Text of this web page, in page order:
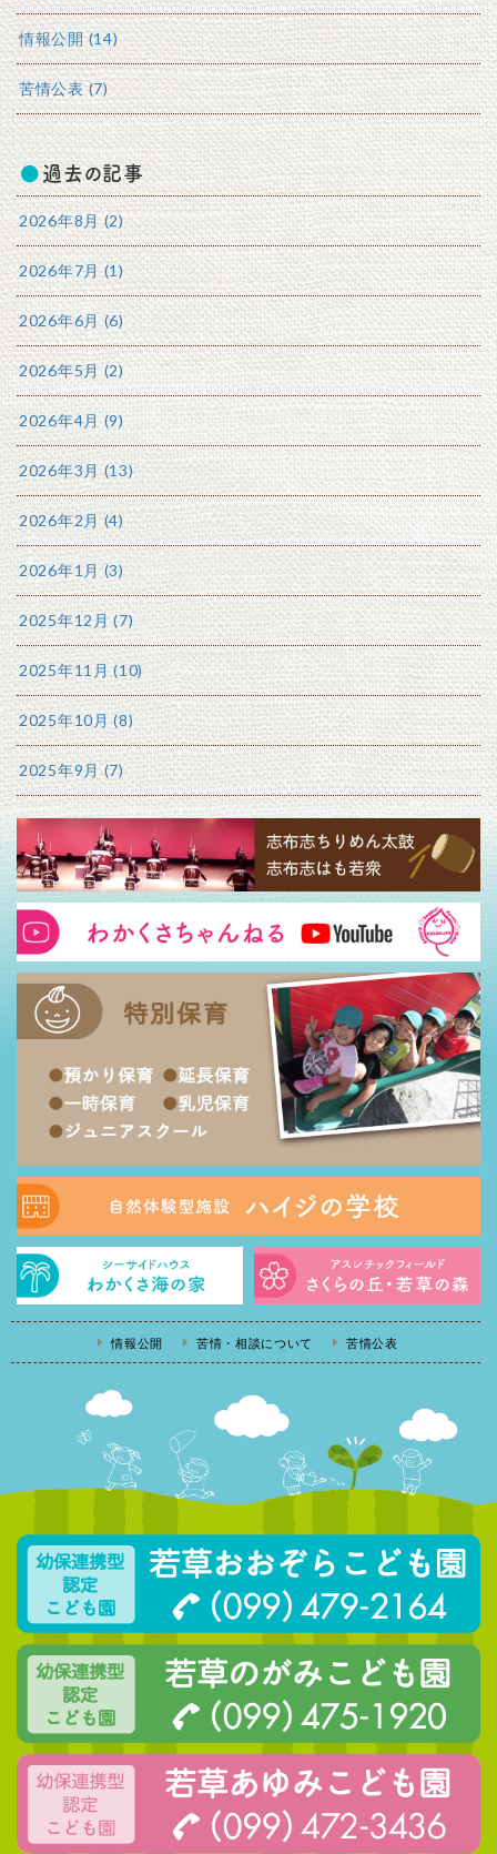
情報公開 (14)
苦情公表 (7)
過去の記事
2026年8月 (2)
2026年7月 (1)
2026年6月 (6)
2026年5月 (2)
2026年4月 (9)
2026年3月 (13)
2026年2月 (4)
2026年1月 (3)
2025年12月 (7)
2025年11月 (10)
2025年10月 (8)
2025年9月 (7)
情報公開 苦情・相談について 苦情公表